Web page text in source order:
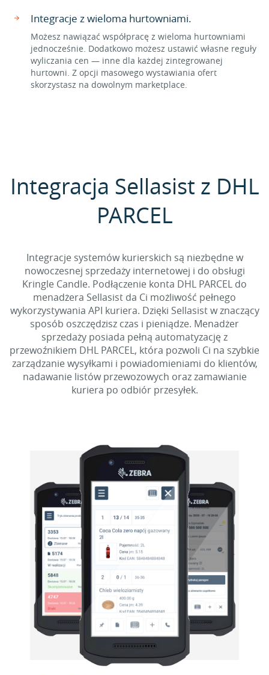
Integracje z wieloma hurtowniami.
Możesz nawiązać współpracę z wieloma hurtowniami
jednocześnie. Dodatkowo możesz ustawić własne reguły
wyliczania cen — inne dla każdej zintegrowanej
hurtowni. Z opcji masowego wystawiania ofert
skorzystasz na dowolnym marketplace.
Integracja Sellasist z DHL
PARCEL
Integracje systemów kurierskich są niezbędne w
nowoczesnej sprzedaży internetowej i do obsługi
Kringle Candle. Podłączenie konta DHL PARCEL do
menadżera Sellasist da Ci możliwość pełnego
wykorzystywania API kuriera. Dzięki Sellasist w znaczący
sposób oszczędzisz czas i pieniądze. Menadżer
sprzedaży posiada pełną automatyzację z
przewoźnikiem DHL PARCEL, która pozwoli Ci na szybkie
zarządzanie wysyłkami i powiadomieniami do klientów,
nadawanie listów przewozowych oraz zamawianie
kuriera po odbiór przesyłek.